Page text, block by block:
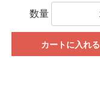
数量
カートに入れる